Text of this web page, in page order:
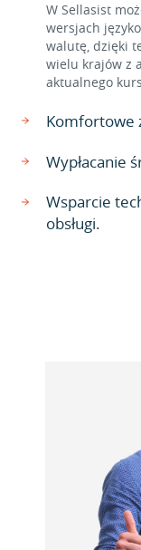
W Sellasist
wersjach
walutę, dzięki
wielu krajów z
aktualnego
Komfortowe
Wypłacanie
Wsparcie
obsługi.